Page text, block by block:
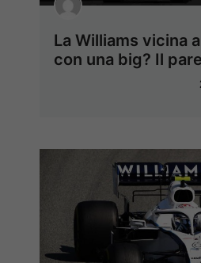
La Williams vicina
con una big? Il